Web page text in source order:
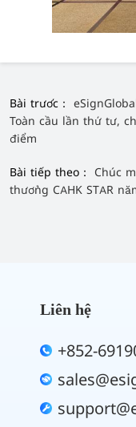
Bài trước：
Toàn cầu lần thứ tư,
điểm
Bài tiếp theo： Chúc
thưởng CAHK STAR
Liên hệ
+852-